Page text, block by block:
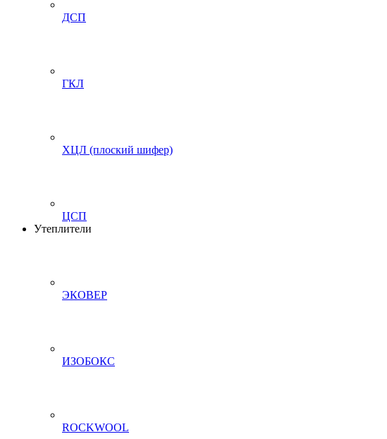
ДСП
ГКЛ
ХЦЛ (плоский шифер)
ЦСП
Утеплители
ЭКОВЕР
ИЗОБОКС
ROCKWOOL